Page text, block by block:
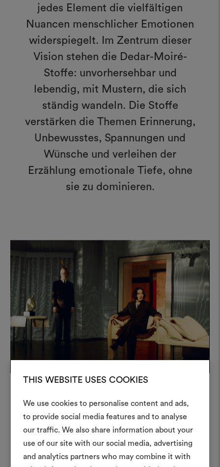
THIS WEBSITE USES COOKIES
We use cookies to personalise content and ads,
to provide social media features and to analyse
our traffic. We also share information about your
use of our site with our social media, advertising
and analytics partners who may combine it with
jedes Element die vielfältigen
Nuancen menschlicher Emotionen
widerspiegelt. Im Zentrum dieser
Vision stehen die Dedar-Moiré-
Stoffe: unvorhersehbar und
lebendig, mit Mustern, die sich
ständig wandeln. Die Stoffe
verstärken die Themen Erinnerung,
Unbewusstes, Spannungen und
Wünsche und verleihen der
Erzählung emotionale Tiefe, ohne
sie zu dominieren.
Wände, Vorhänge und Möbel
erwecken die Bühne durch Licht,
Schatten und Materialität zum
Leben.
Ein
erstellen
Ein interaktives Tool, mit